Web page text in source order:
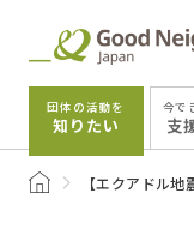
団体の活動を
知りたい
今で
支
トップページ【エクアドル